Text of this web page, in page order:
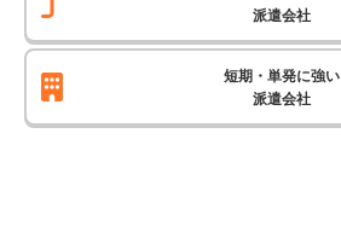
派遣会社
短期・単発に強い
派遣会社